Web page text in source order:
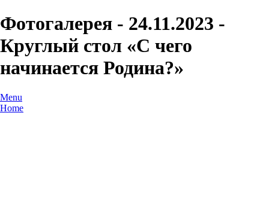
Фотогалерея - 24.11.2023 -
Круглый стол «С чего
начинается Родина?»
Menu
Home